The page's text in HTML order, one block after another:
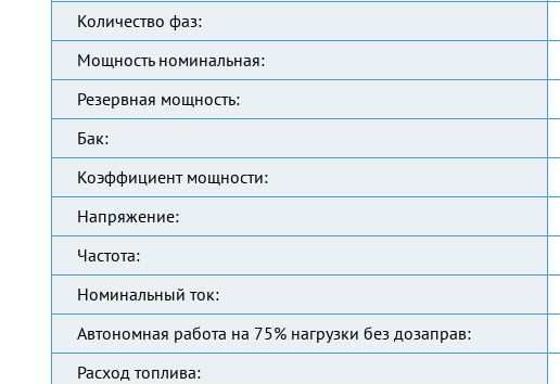
Количество фаз:
Мощность номинальная:
Резервная мощность:
Бак:
Коэффициент мощности:
Напряжение:
Частота:
Номинальный ток:
Автономная работа на 75% нагрузки без дозаправ:
Расход топлива: